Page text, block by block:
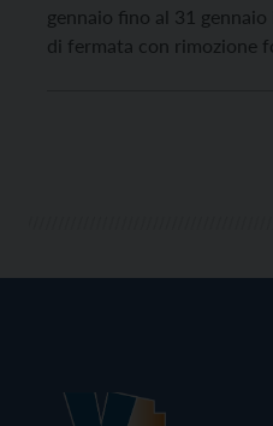
gennaio fino al 31
di fermata con rimozione